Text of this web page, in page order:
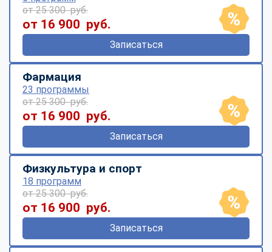
от 25 300 руб.
от 16 900 руб.
Записаться
Фармация
23 программы
от 25 300 руб.
от 16 900 руб.
Записаться
Физкультура и спорт
18 программ
от 25 300 руб.
от 16 900 руб.
Записаться